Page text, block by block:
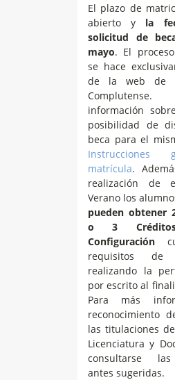
El plazo de
abierto y la
solicitud de
mayo. El
se hace
de la web de
información
posibilidad de
beca para el
Instrucciones
matrícula.
realización de
Verano los
pueden obtener
o 3
Configuración
requisitos de
realizando la
por escrito al
Para más
reconocimiento
las titulaciones
Licenciatura y
consultarse
antes sugeridas.